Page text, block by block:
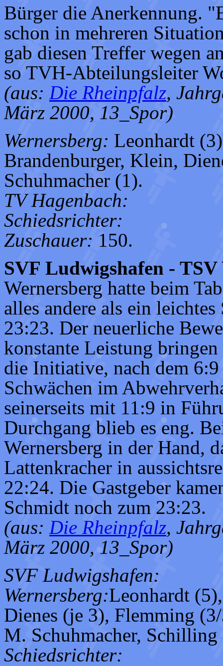
Bürger die Anerkennung.
schon in mehreren
gab diesen Treffer wegen
so TVH-Abteilungsleiter
(aus: Die Rheinpfalz,
März 2000, 13_Spor)
Wernersberg: Leonhardt
Brandenburger, Klein,
Schuhmacher (1).
TV Hagenbach:
Schiedsrichter:
Zuschauer: 150.
SVF Ludwigshafen -
Wernersberg hatte beim
alles andere als ein
23:23. Der neuerliche
konstante Leistung
die Initiative, nach dem
Schwächen im
seinerseits mit 11:9 in
Durchgang blieb es eng.
Wernersberg in der Hand,
Lattenkracher in
22:24. Die Gastgeber
Schmidt noch zum 23:23.
(aus: Die Rheinpfalz,
März 2000, 13_Spor)
SVF Ludwigshafen:
Wernersberg:Leonhardt
Dienes (je 3), Flemming
M. Schuhmacher,
Schiedsrichter: